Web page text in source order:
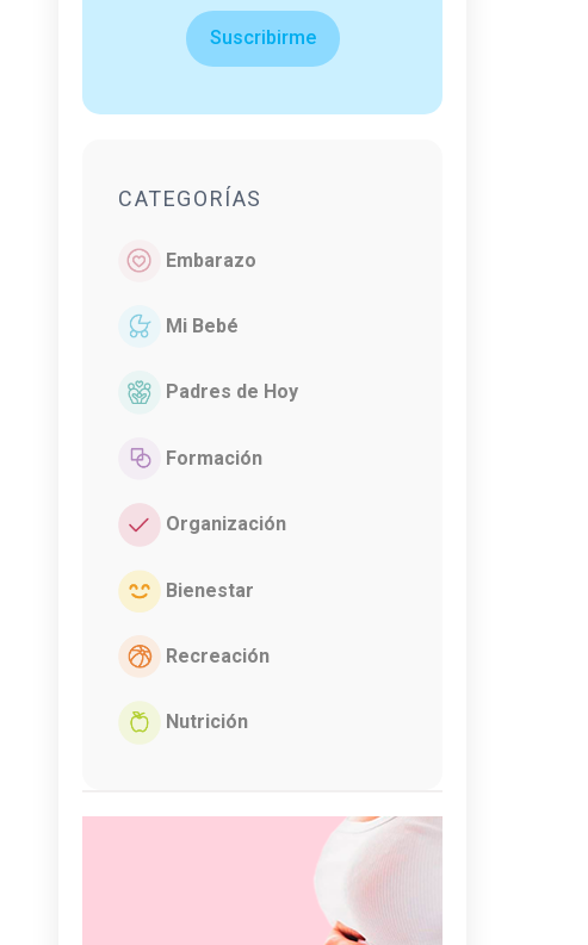
Suscribirme
CATEGORÍAS
Embarazo
Mi Bebé
Padres de Hoy
Formación
Organización
Bienestar
Recreación
Nutrición